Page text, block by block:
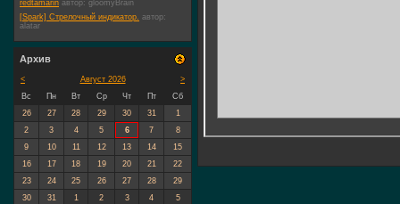
redtamarin автор: gloomyBrain
[Spark] Стрелочный индикатор. автор:
alatar
Архив
< >
Август 2026
Вс
Пн Вт Ср Чт Пт
Сб
26
27 28 29 30 31
1
2
3 4 5 6 7
8
9
10 11 12 13 14
15
16
17 18 19 20 21
22
23
24 25 26 27 28
29
30
31 1 2 3 4 5